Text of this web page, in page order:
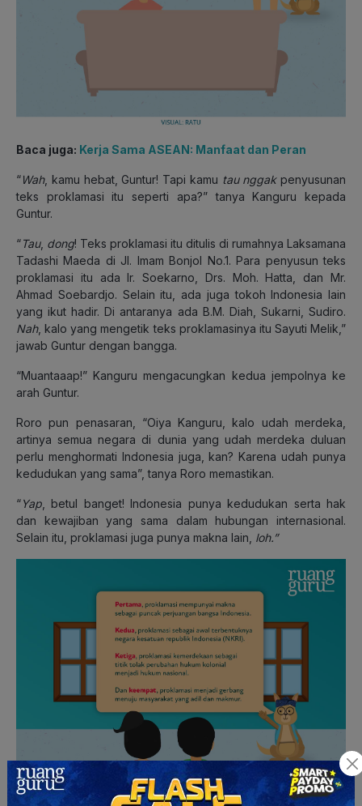
Baca juga: Kerja Sama ASEAN: Manfaat dan Peran
“Wah, kamu hebat, Guntur! Tapi kamu tau nggakpenyusunan
teks proklamasi itu seperti apa?” tanya Kanguru kepada
Guntur.
“Tau, dong! Teks proklamasi itu ditulis di rumahnya Laksamana
Tadashi Maeda di Jl. Imam Bonjol No.1. Para penyusun teks
proklamasi itu ada Ir. Soekarno, Drs. Moh. Hatta, dan Mr.
Ahmad Soebardjo. Selain itu, ada juga tokoh Indonesia lain
yang ikut hadir. Di antaranya ada B.M. Diah, Sukarni, Sudiro.
Nah, kalo yang mengetik teks proklamasinya itu Sayuti Melik,”
jawab Guntur dengan bangga.
“Muantaaap!” Kanguru mengacungkan kedua jempolnya ke
arah Guntur.
Roro pun penasaran, “Oiya Kanguru, kalo udah merdeka,
artinya semua negara di dunia yang udah merdeka duluan
perlu menghormati Indonesia juga, kan? Karena udah punya
kedudukan yang sama”, tanya Roro memastikan.
“Yap , betul banget! Indonesia punya kedudukan serta hak
dan kewajiban yang sama dalam hubungan internasional.
Selain itu, proklamasi juga punya makna lain, loh.”